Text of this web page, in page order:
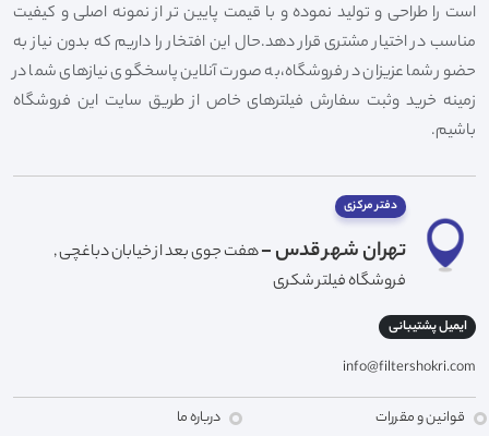
است را طراحی و تولید نموده و با قیمت پایین تر از نمونه اصلی و کیفیت
مناسب در اختیار مشتری قرار دهد.حال این افتخار را داریم که بدون نیاز به
حضور شما عزیزان در فروشگاه،به صورت آنلاین پاسخگوی نیازهای شما در
زمینه خرید وثبت سفارش فیلترهای خاص از طریق سایت این فروشگاه
باشیم.
دفتر مرکزی
تهران شهر قدس -هفت جوی بعد از خیابان دباغچی ,
فروشگاه فیلتر شکری
ایمیل پشتیبانی
info@filtershokri.com
قوانین و مقررات
درباره ما